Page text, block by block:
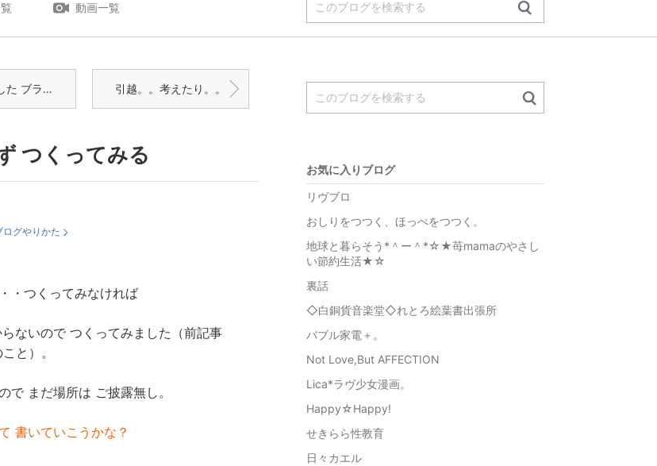
動画一覧
ラをつくる 引越。。考えたり。。
つくってみる
ログやりかた
・つくってみなければ
ないので つくってみました（前記事
と）。
で まだ場所は ご披露無し。
書いていこうかな？
お気に入りブログ
リヴブロ
おしりをつつく、ほっぺをつつく。
地球と暮らそう*＾ー＾*☆★苺mamaのやさし
い節約生活★☆
裏話
◇白銅貨音楽堂◇れとろ絵葉書出張所
バブル家電＋。
Not Love,But AFFECTION
Lica*ラヴ少女漫画。
Happy☆Happy!
せきらら性教育
日々カエル